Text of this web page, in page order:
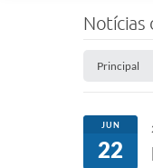
Notícias
Principal
JUN
22